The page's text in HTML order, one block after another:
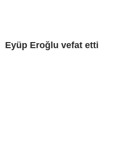
Eyüp Eroğlu vefat etti